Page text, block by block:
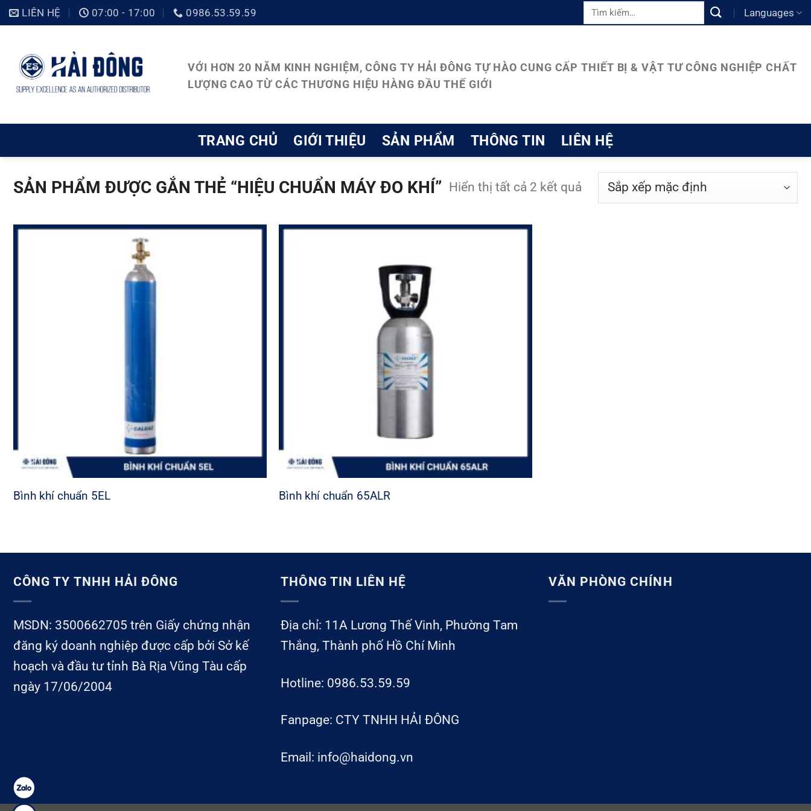
Bỏ
qua
dung
LIÊN HỆ 07:00 - 17:00 0986.53.59.59
Tìm
Languages
VỚI HƠN 20 NĂM KINH NGHIỆM, CÔNG TY HẢI ĐÔNG TỰ HÀO CUNG CẤP THIẾT BỊ & VẬT TƯ CÔNG NGHIỆP CHẤT
LƯỢNG CAO TỪ CÁC THƯƠNG HIỆU HÀNG ĐẦU THẾ GIỚI
TRANG CHỦ GIỚI THIỆU SẢN PHẨM THÔNG TIN LIÊN HỆ
SẢN PHẨM ĐƯỢC GẮN THẺ “HIỆU CHUẨN MÁY ĐO KHÍ” Hiển thị tất cả 2 kết quả
Bình khí chuẩn 5EL Bình khí chuẩn 65ALR
CÔNG TY TNHH HẢI ĐÔNG
MSDN: 3500662705 trên Giấy chứng nhận
đăng ký doanh nghiệp được cấp bởi Sở kế
hoạch và đầu tư tỉnh Bà Rịa Vũng Tàu cấp
ngày 17/06/2004
THÔNG TIN LIÊN HỆ
Địa chỉ: 11A Lương Thế Vinh, Phường Tam
Thắng, Thành phố Hồ Chí Minh
Hotline: 0986.53.59.59
Fanpage: CTY TNHH HẢI ĐÔNG
Email: info@haidong.vn
VĂN PHÒNG CHÍNH